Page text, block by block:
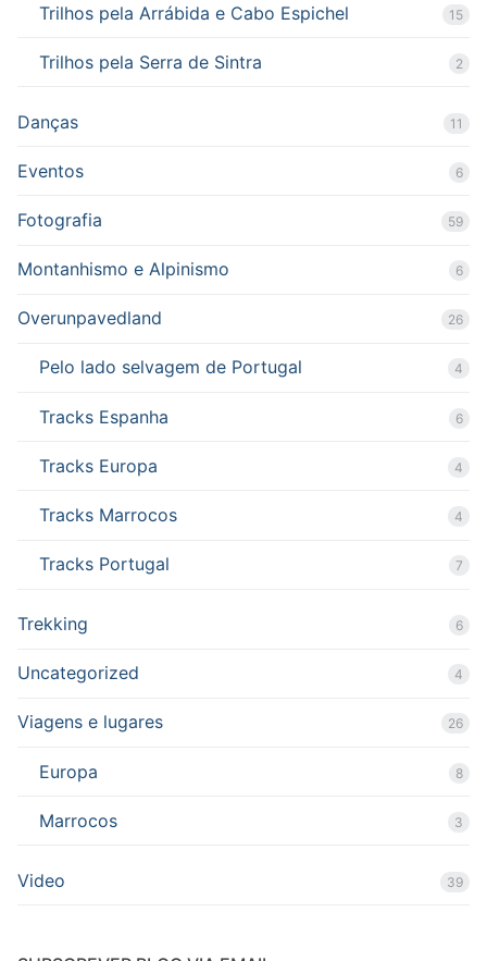
Trilhos pela Arrábida e Cabo Espichel 15
Trilhos pela Serra de Sintra 2
Danças 11
Eventos 6
Fotografia 59
Montanhismo e Alpinismo 6
Overunpavedland 26
Pelo lado selvagem de Portugal 4
Tracks Espanha 6
Tracks Europa 4
Tracks Marrocos 4
Tracks Portugal 7
Trekking 6
Uncategorized 4
Viagens e lugares 26
Europa 8
Marrocos 3
Video 39